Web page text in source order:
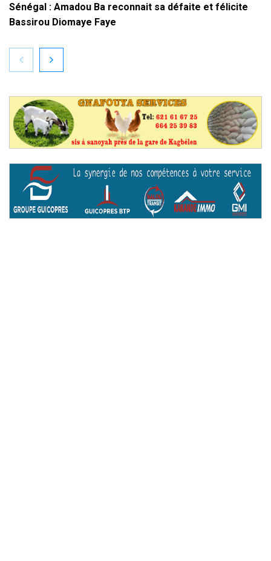
Sénégal : Amadou Ba reconnait sa défaite et félicite
Bassirou Diomaye Faye